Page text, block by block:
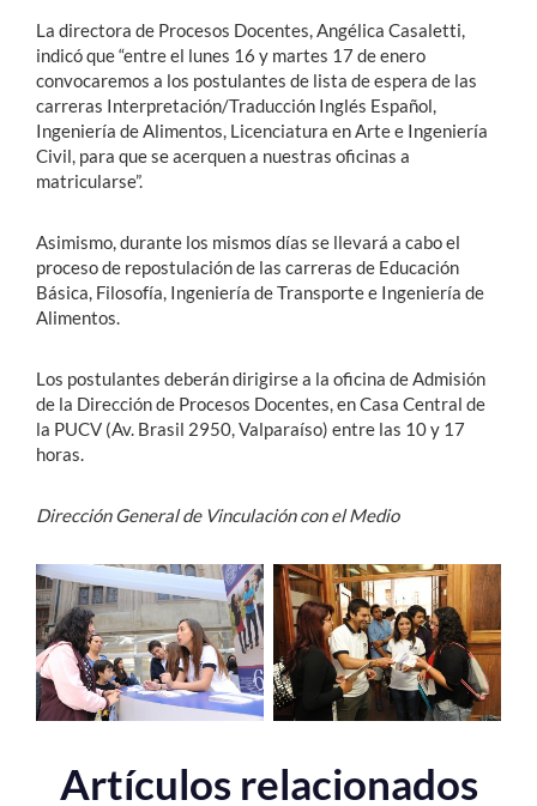
La directora de Procesos Docentes, Angélica Casaletti,
indicó que “entre el lunes 16 y martes 17 de enero
convocaremos a los postulantes de lista de espera de las
carreras Interpretación/Traducción Inglés Español,
Ingeniería de Alimentos, Licenciatura en Arte e Ingeniería
Civil, para que se acerquen a nuestras oficinas a
matricularse”.
Asimismo, durante los mismos días se llevará a cabo el
proceso de repostulación de las carreras de Educación
Básica, Filosofía, Ingeniería de Transporte e Ingeniería de
Alimentos.
Los postulantes deberán dirigirse a la oficina de Admisión
de la Dirección de Procesos Docentes, en Casa Central de
la PUCV (Av. Brasil 2950, Valparaíso) entre las 10 y 17
horas.
Dirección General de Vinculación con el Medio
Artículos relacionados